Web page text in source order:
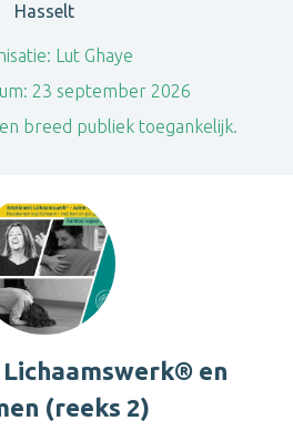
Hasselt
Lut Ghaye
23 september 2026
breed publiek toegankelijk.
en
(reeks 2)